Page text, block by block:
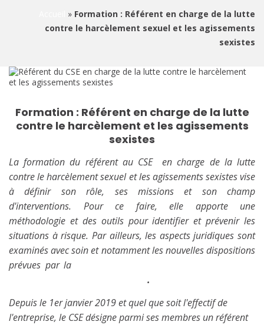
» Formation : Référent en charge de la lutte
contre le harcèlement sexuel et les agissements
sexistes
Formation : Référent en charge de la lutte
contre le harcèlement et les agissements
sexistes
La formation du référent au CSE en charge de la lutte
contre le harcèlement sexuel et les agissements sexistes vise
à définir son rôle, ses missions et son champ
d'interventions. Pour ce faire, elle apporte une
méthodologie et des outils pour identifier et prévenir les
situations à risque. Par ailleurs, les aspects juridiques sont
examinés avec soin et notamment les nouvelles dispositions
prévues par la
.
Depuis le 1er janvier 2019 et quel que soit l'effectif de
l'entreprise, le CSE désigne parmi ses membres un référent